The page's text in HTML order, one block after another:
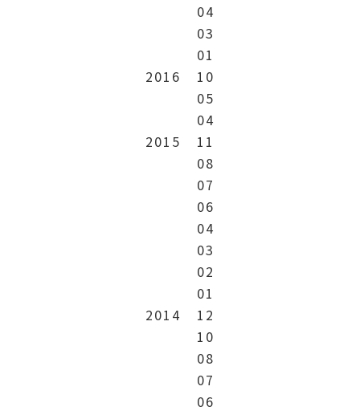
04
03
01
2016
10
05
04
2015
11
08
07
06
04
03
02
01
2014
12
10
08
07
06